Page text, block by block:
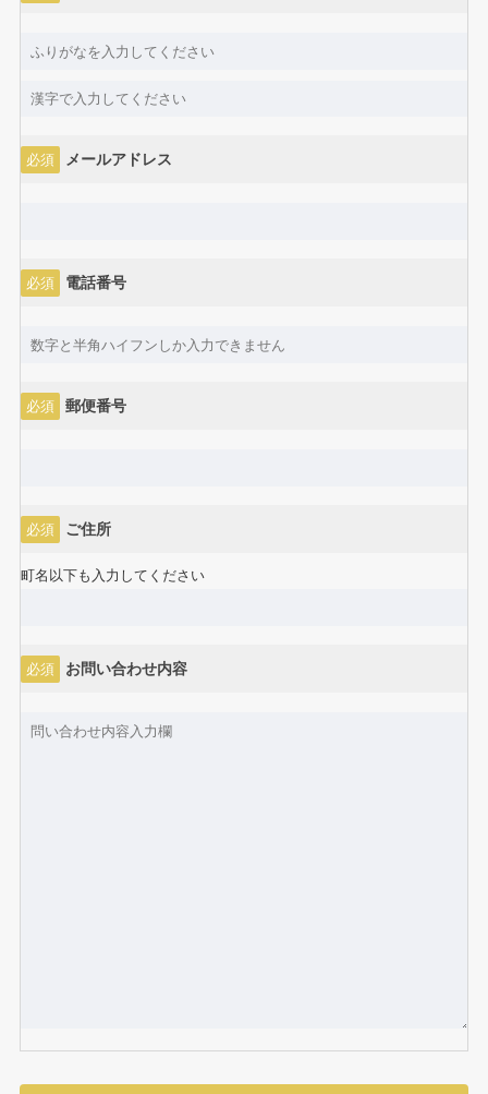
必須 メールアドレス
必須 電話番号
必須 郵便番号
必須 ご住所
町名以下も入力してください
必須 お問い合わせ内容